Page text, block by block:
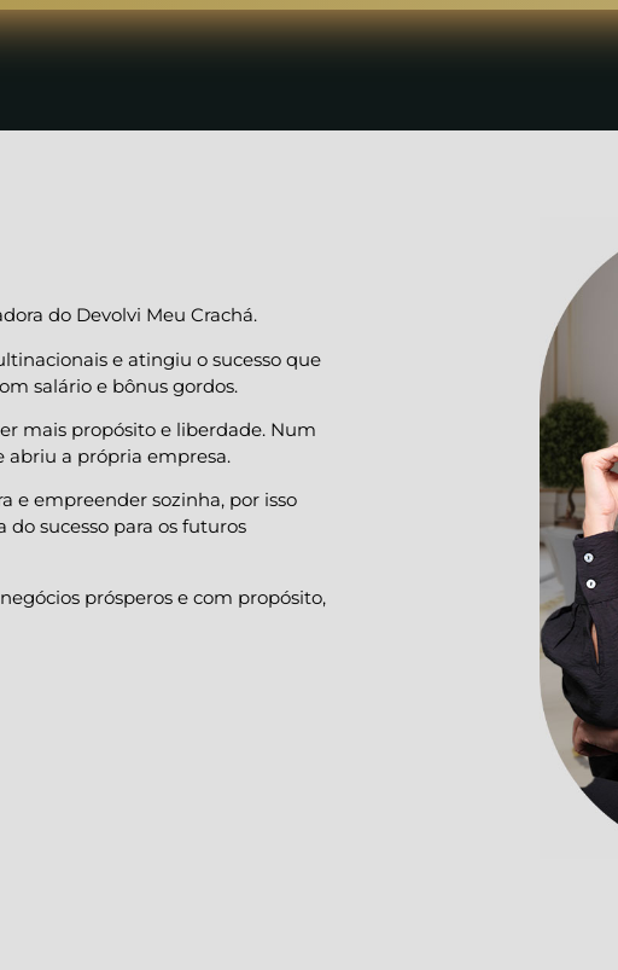
do Devolvi Meu Crachá.
e atingiu o sucesso que
salário e bônus gordos.
mais propósito e liberdade. Num
abriu a própria empresa.
e empreender sozinha, por isso
do sucesso para os futuros
prósperos e com propósito,